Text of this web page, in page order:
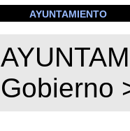
AYUNTAMIENTO
Gobierno